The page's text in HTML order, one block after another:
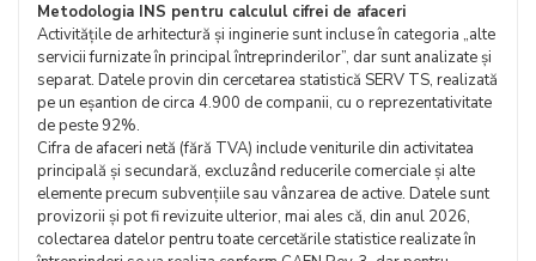
Metodologia INS pentru calculul cifrei de afaceri
Activitățile de arhitectură și inginerie sunt incluse în categoria „alte
servicii furnizate în principal întreprinderilor”, dar sunt analizate și
separat. Datele provin din cercetarea statistică SERV TS, realizată
pe un eșantion de circa 4.900 de companii, cu o reprezentativitate
de peste 92%.
Cifra de afaceri netă (fără TVA) include veniturile din activitatea
principală și secundară, excluzând reducerile comerciale și alte
elemente precum subvențiile sau vânzarea de active. Datele sunt
provizorii și pot fi revizuite ulterior, mai ales că, din anul 2026,
colectarea datelor pentru toate cercetările statistice realizate în